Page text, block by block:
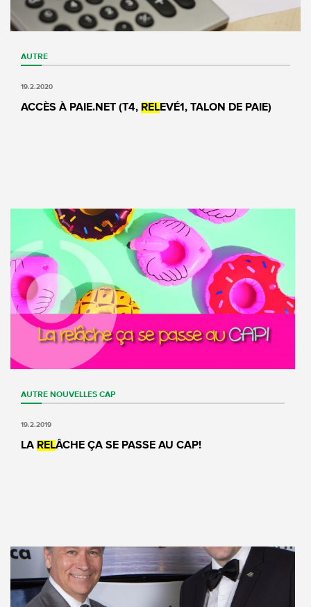
AUTRE
19.2.2020
ACCÈS À PAIE.NET (T4, RELEVÉ1, TALON DE PAIE)
AUTRE NOUVELLES CAP
19.2.2019
LA RELÂCHE ÇA SE PASSE AU CAP!